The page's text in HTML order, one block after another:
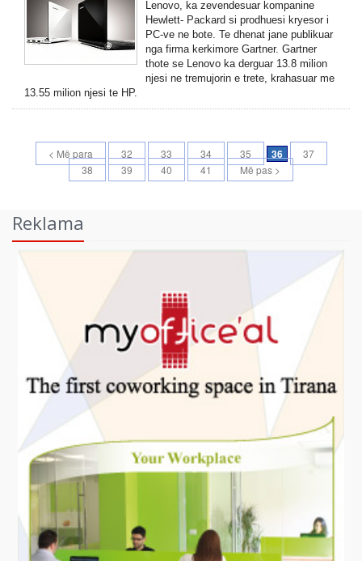
Lenovo, ka zevendesuar kompanine
Hewlett- Packard si prodhuesi kryesor i
PC-ve ne bote. Te dhenat jane publikuar
nga firma kerkimore Gartner. Gartner
thote se Lenovo ka derguar 13.8 milion
njesi ne tremujorin e trete, krahasuar me
13.55 milion njesi te HP.
< Më para 32 33 34 35 36
37
38
39 40 41 Më pas >
Reklama